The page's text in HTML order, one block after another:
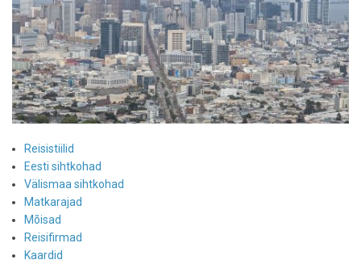
Reisistiilid
Eesti sihtkohad
Välismaa sihtkohad
Matkarajad
Mõisad
Reisifirmad
Kaardid